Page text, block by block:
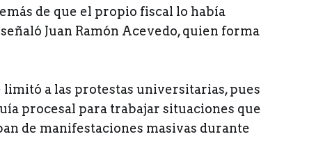
de que el propio fiscal lo había
Juan Ramón Acevedo, quien forma
a las protestas universitarias, pues
procesal para trabajar situaciones que
de manifestaciones masivas durante